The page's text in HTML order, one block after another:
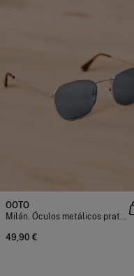
OOTO
Milán. Óculos metálicos prateados
49,90 €